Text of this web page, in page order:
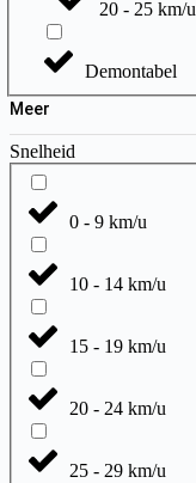
20 - 25 km/u
Demontabel
Meer
Snelheid
0 - 9 km/u
10 - 14 km/u
15 - 19 km/u
20 - 24 km/u
25 - 29 km/u